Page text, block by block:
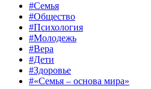
#Семья
#Общество
#Психология
#Молодежь
#Вера
#Дети
#Здоровье
#«Семья – основа мира»